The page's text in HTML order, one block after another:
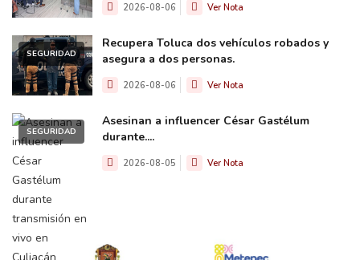
2026-08-06 Ver Nota
SEGURIDAD
Recupera Toluca dos vehículos robados y
asegura a dos personas.
2026-08-06 Ver Nota
SEGURIDAD
Asesinan a influencer César Gastélum
durante....
2026-08-05 Ver Nota